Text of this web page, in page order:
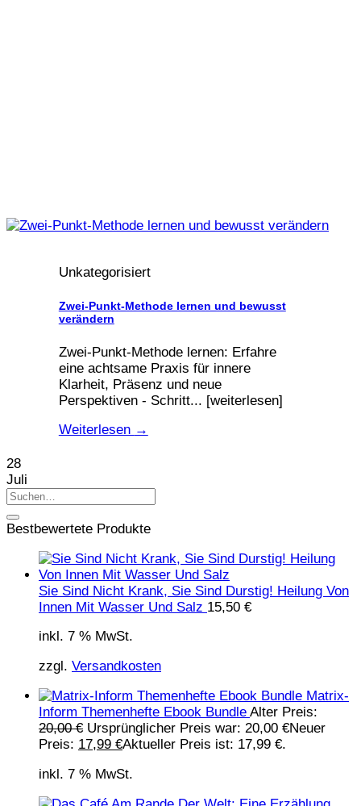
Unkategorisiert
Zwei-Punkt-Methode lernen und bewusst
verändern
Zwei-Punkt-Methode lernen: Erfahre
eine achtsame Praxis für innere
Klarheit, Präsenz und neue
Perspektiven - Schritt... [weiterlesen]
Weiterlesen →
28
Juli
Bestbewertete Produkte
Sie Sind Nicht Krank, Sie Sind Durstig! Heilung Von
Innen Mit Wasser Und Salz 15,50 €
inkl. 7 % MwSt.
zzgl. Versandkosten
Matrix-
Inform Themenhefte Ebook Bundle Alter Preis:
20,00€ Ursprünglicher Preis war: 20,00 €Neuer
Preis: 17,99 €Aktueller Preis ist: 17,99 €.
inkl. 7 % MwSt.